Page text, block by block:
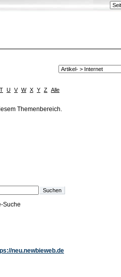
T U V W X Y Z Alle
Themenbereich.
Suche
neu.newbieweb.de